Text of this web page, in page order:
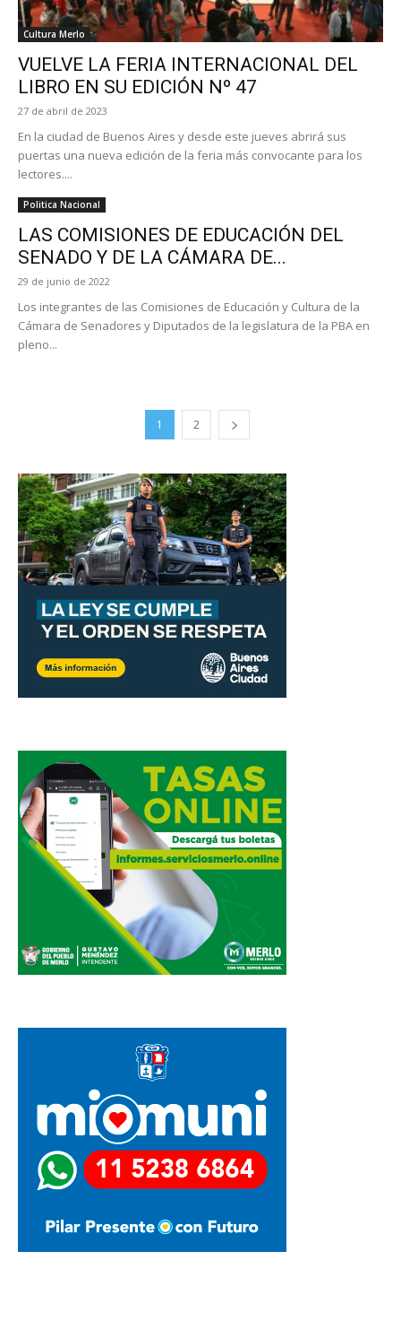
Cultura Merlo
VUELVE LA FERIA INTERNACIONAL DEL
LIBRO EN SU EDICIÓN Nº 47
27 de abril de 2023
En la ciudad de Buenos Aires y desde este jueves abrirá sus
puertas una nueva edición de la feria más convocante para los
lectores....
Politica Nacional
LAS COMISIONES DE EDUCACIÓN DEL
SENADO Y DE LA CÁMARA DE...
29 de junio de 2022
Los integrantes de las Comisiones de Educación y Cultura de la
Cámara de Senadores y Diputados de la legislatura de la PBA en
pleno...
1 2